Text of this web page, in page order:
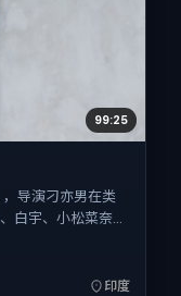
99:25
导演刁亦男在类
白宇、小松菜奈、
8月17日（公映
张弛有度。
印度